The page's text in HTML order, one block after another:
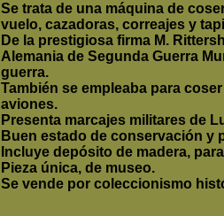
Se trata de una máquina de
vuelo, cazadoras, correajes y
De la prestigiosa firma M.
Alemania de Segunda Guerra
guerra.
También se empleaba para
aviones.
Presenta marcajes militares de
Buen estado de conservación y
Incluye depósito de madera,
Pieza única, de museo.
Se vende por coleccionismo